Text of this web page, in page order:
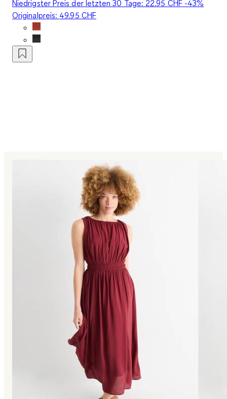
Niedrigster Preis der letzten 30 Tage: 22.95 CHF-43%
Originalpreis: 49.95 CHF